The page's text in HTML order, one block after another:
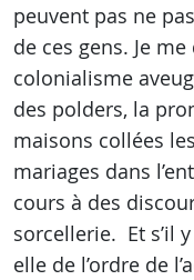
peuvent pas ne
de ces gens. Je
colonialisme
des polders, la
maisons collées
mariages dans
cours à des
sorcellerie. Et s’il
elle de l’ordre de